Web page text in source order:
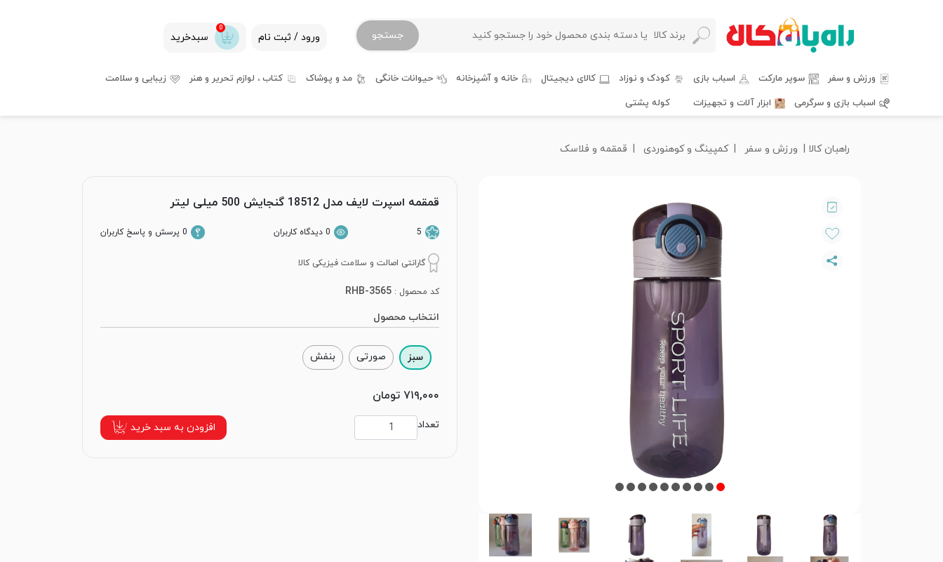
جستجو ورود / ثبت نام
0
سبدخرید
ورزش و سفر سوپر مارکت اسباب بازی کودک و نوزاد کالای دیجیتال خانه و آشپزخانه حیوانات خانگی مد و پوشاک کتاب ، لوازم تحریر و هنر
زیبایی و سلامت
اسباب بازی و سرگرمی
ابزار آلات و تجهیزات کوله پشتی
راهبان کالا ورزش و سفر کمپینگ و کوهنوردی قمقمه و فلاسک
قمقمه اسپرت لایف مدل 18512 گنجایش 500 میلی لیتر
5 0 دیدگاه کاربران 0 پرسش و پاسخ کاربران
گارانتی اصالت و سلامت فیزیکی کالا
کد محصول : RHB-3565
انتخاب محصول
سبز صورتی بنفش
۷۱۹,۰۰۰ تومان
تعداد افزودن به سبد خرید